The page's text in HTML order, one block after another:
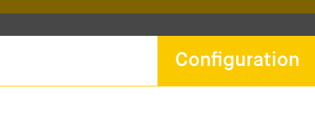
Configuration
Newsletter